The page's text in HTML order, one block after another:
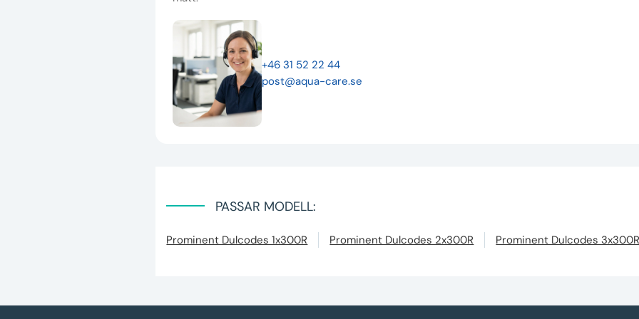
+46 31 52 22 44
post@aqua-care.se
PASSAR MODELL:
Prominent Dulcodes 1x300R Prominent Dulcodes 2x300R Prominent Dulcodes